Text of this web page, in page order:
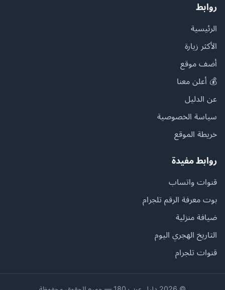
روابط
الرئيسية
الأكثر زيارة
أضف موقع
💰 أعلن معنا
عن الدليل
سياسة الخصوصية
خريطة الموقع
روابط مفيدة
قنوات واتساب
بوت معرفة الرقم تلجرام
ضيافة منزلية
التاريخ الهجري اليوم
قنوات تلجرام